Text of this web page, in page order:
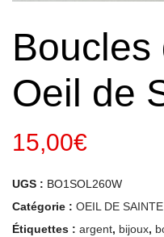
Boucles
Oeil de
15,00€
UGS : BO1SOL260W
Catégorie : OEIL DE
Étiquettes : argent, bijoux,